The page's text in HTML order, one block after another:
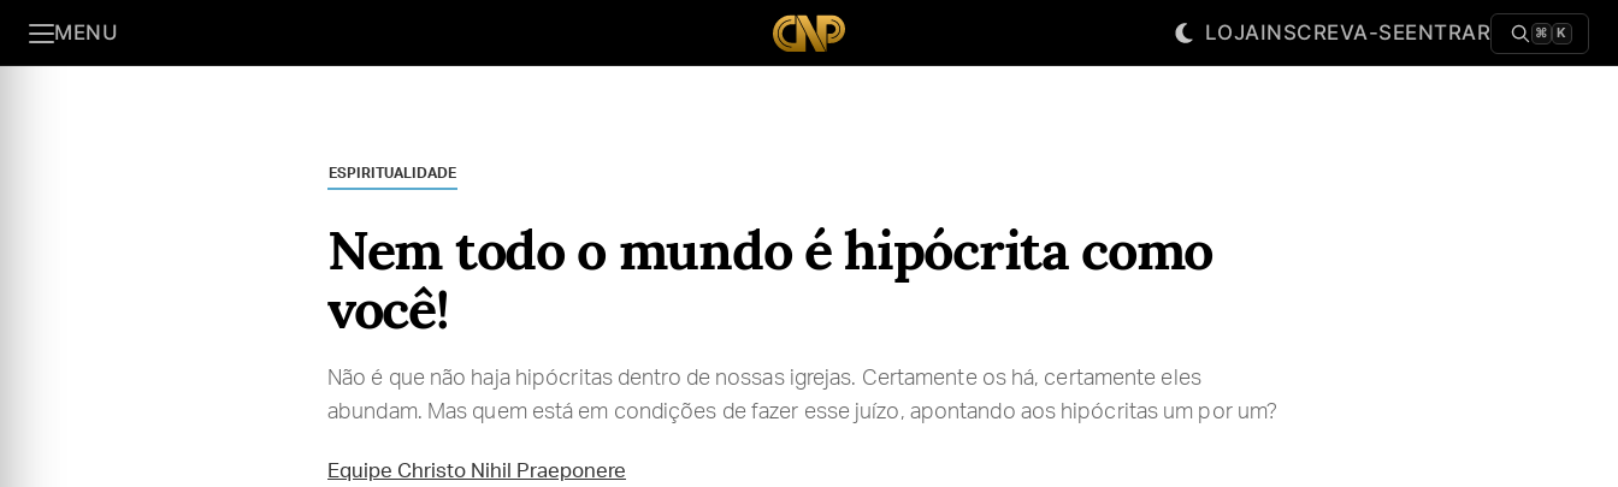
MENU LOJAINSCREVA-SEENTRAR ⌘ K
ESPIRITUALIDADE
Nem todo o mundo é hipócrita como
você!
Não é que não haja hipócritas dentro de nossas igrejas. Certamente os há, certamente eles
abundam. Mas quem está em condições de fazer esse juízo, apontando aos hipócritas um por um?
Equipe Christo Nihil Praeponere